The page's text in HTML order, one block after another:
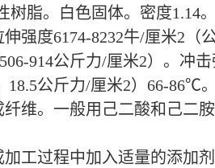
树脂。白色固体。密度
强度6174-8232牛/厘米2（
914公斤力/厘米2）。冲
18.5公斤力/厘米2）66-
维。一般用己二酸和己二
工过程中加入适量的添加